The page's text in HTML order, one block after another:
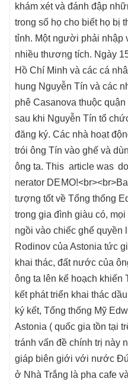
khám xét và đánh đập
trong số họ cho biết họ bị
tỉnh. Một người phải nhập
nhiều thương tích. Ngày
Hồ Chí Minh và các cá
hung Nguyễn Tín và các
phê Casanova thuộc
sau khi Nguyễn Tín tổ
đăng ký. Các nhà hoạt
trói ông Tín vào ghế và
ông ta. Th᠎is article was
ne᠎rator DE
tượng tốt về Tổng thống
trong gia đình giàu có,
ngồi vào chiếc ghế quyền
Rodinov của Astonia tức
khai thác, đất nước của
ông ta lên kế hoạch khiến
kết phát triển khai thác
ký kết, Tổng thống Mỹ
Astonia ( quốc gia tồn tại
tránh vấn đề chính trị này
giáp biên giới với nước
ở Nhà Trắng là pha cafe